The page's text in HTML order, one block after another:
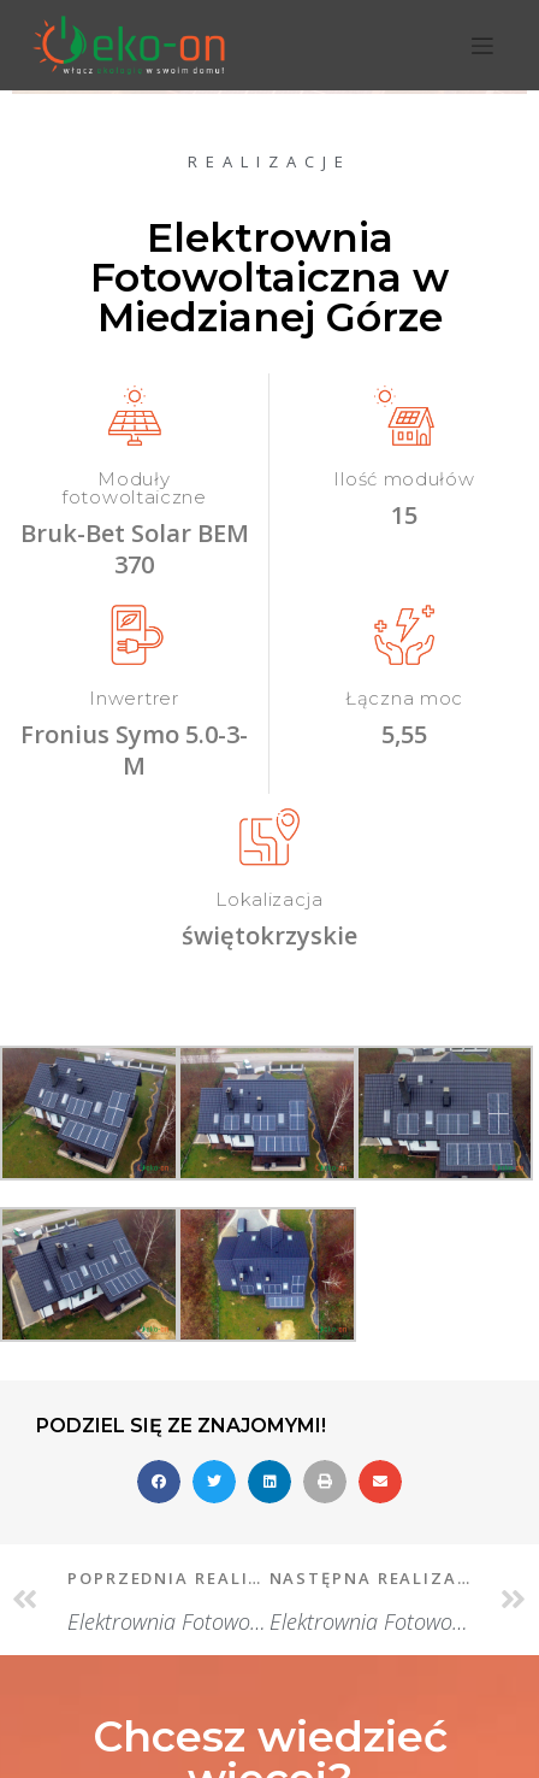
REALIZACJE
Elektrownia
Fotowoltaiczna w
Miedzianej Górze
Moduły
fotowoltaiczne
Bruk-Bet Solar BEM
370
Ilość modułów
15
Inwertrer
Fronius Symo 5.0-3-
M
Łączna moc
5,55
Lokalizacja
świętokrzyskie
PODZIEL SIĘ ZE ZNAJOMYMI!
POPRZEDNIA REALIZACJA
Elektrownia Fotowoltaiczna w Pszczynie
NASTĘPNA REALIZACJA
Elektrownia Fotowoltaiczna w Zabierzowie
Chcesz wiedzieć